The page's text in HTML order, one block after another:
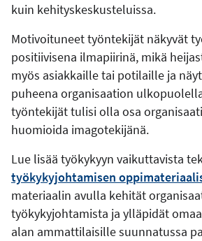
kuin kehityskeskusteluissa.
Motivoituneet työntekijät näkyvät
positiivisena ilmapiirinä, mikä
myös asiakkaille tai potilaille ja
puheena organisaation
työntekijät tulisi olla osa
huomioida imagotekijänä.
Lue lisää työkykyyn vaikuttavista
työkykyjohtamisen
materiaalin avulla kehität
työkykyjohtamista ja ylläpidät
alan ammattilaisille suunnatussa